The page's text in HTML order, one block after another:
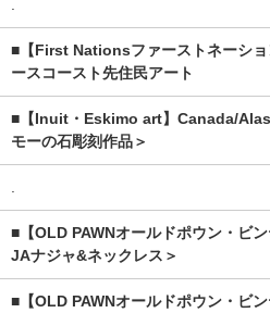
■【First Nationsファーストネーシ
ースコースト先住民アート
■【Inuit・Eskimo art】Canada/
モーの石彫刻作品＞
■【OLD PAWNオールドポウン・ビ
JAナジャ&ネックレス＞
■【OLD PAWNオールドポウン・ビ